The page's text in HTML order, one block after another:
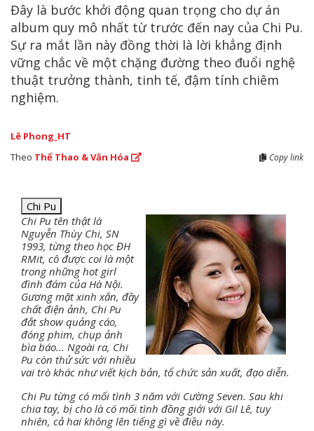
Đây là bước khởi động quan trọng cho dự án
album quy mô nhất từ trước đến nay của Chi Pu.
Sự ra mắt lần này đồng thời là lời khẳng định
vững chắc về một chặng đường theo đuổi nghệ
thuật trưởng thành, tinh tế, đậm tính chiêm
nghiệm.
Lê Phong_HT
Theo Thể Thao & Văn Hóa Copy link
Chi Pu
Chi Pu tên thật là
Nguyễn Thùy Chi, SN
1993, từng theo học ĐH
RMit, cô được coi là một
trong những hot girl
đình đám của Hà Nội.
Gương mặt xinh xắn, đầy
chất điện ảnh, Chi Pu
đắt show quảng cáo,
đóng phim, chụp ảnh
bìa báo... Ngoài ra, Chi
Pu còn thử sức với nhiều
vai trò khác như viết kịch bản, tổ chức sản xuất, đạo diễn.
Chi Pu từng có mối tình 3 năm với Cường Seven. Sau khi
chia tay, bị cho là có mối tình đồng giới với Gil Lê, tuy
nhiên, cả hai không lên tiếng gì về điều này.